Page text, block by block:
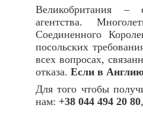
Великобритания –
агентства.
Соединенного
посольских
всех вопросах,
отказа. Если в
Для того чтобы
нам: +38 044 494 20 80